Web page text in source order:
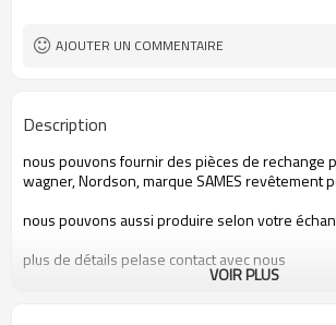
AJOUTER UN COMMENTAIRE
Description
nous pouvons fournirdes pièces de rechange
wagner,Nordson,marque SAMESrevêtement
nous pouvons aussi produire selon votre
plus de détails pelase contact avec nous
VOIR PLUS